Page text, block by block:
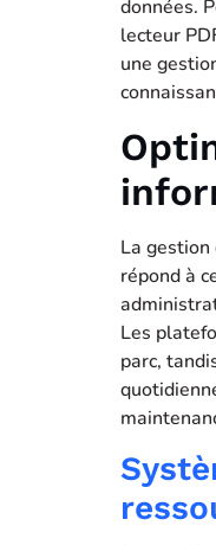
données.
lecteur
une
La
répond à
Les
parc,